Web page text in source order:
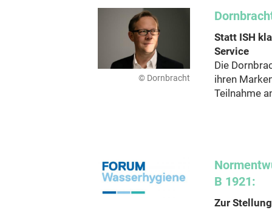
© Dornbracht
Statt ISH
Service
Die
ihren
Teilnahme
B 1921:
Zur